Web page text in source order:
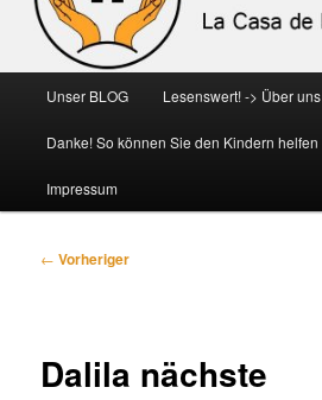
Unser BLOG Lesenswert! -> Über uns
Danke! So können Sie den Kindern helfen
Impressum
Beitragsnavigation
← Vorheriger
Dalila nächste